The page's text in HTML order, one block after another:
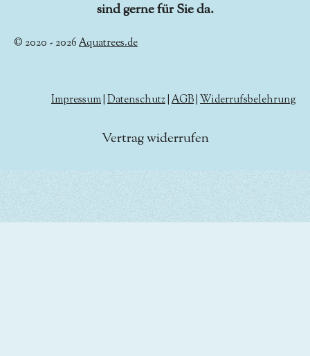
sind gerne für Sie da.
© 2020 - 2026Aquatrees.de
Impressum Datenschutz AGB Widerrufsbelehrung
Vertrag widerrufen